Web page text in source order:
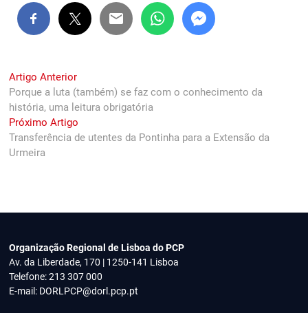
Navegação
de
artigos
Artigo AnteriorPrevious
post:
Porque a luta (também) se faz com o conhecimento da
história, uma leitura obrigatória
Próximo Artigo
post:
Transferência de utentes da Pontinha para a Extensão da
Urmeira
Organização Regional de Lisboa do PCP
Av. da Liberdade, 170 | 1250-141 Lisboa
Telefone: 213 307 000
E-mail: DORLPCP@dorl.pcp.pt